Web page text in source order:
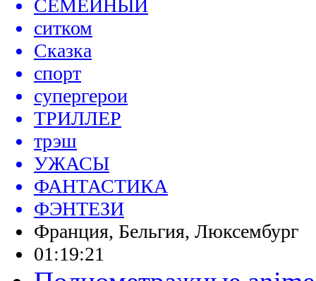
СЕМЕЙНЫЙ
ситком
Сказка
спорт
супергерои
ТРИЛЛЕР
трэш
УЖАСЫ
ФАНТАСТИКА
ФЭНТЕЗИ
Франция, Бельгия, Люксембург
01:19:21